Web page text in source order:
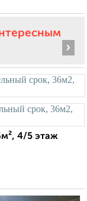
›
4/5 этаж